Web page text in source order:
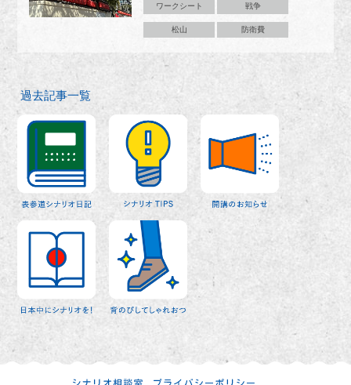
ワークシート 戦争
松山 防衛費
過去記事一覧